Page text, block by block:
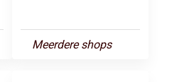
Meerdere shops